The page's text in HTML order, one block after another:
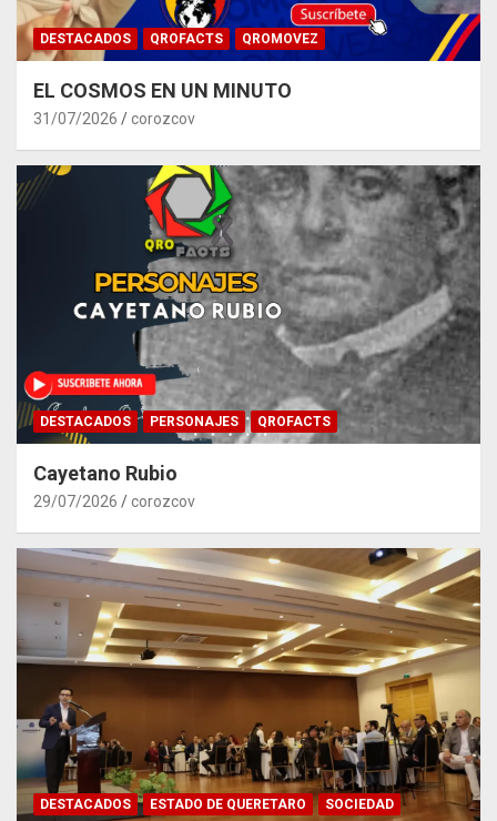
DESTACADOS QROFACTS QROMOVEZ
EL COSMOS EN UN MINUTO
31/07/2026 corozcov
DESTACADOS PERSONAJES QROFACTS
Cayetano Rubio
29/07/2026 corozcov
DESTACADOS ESTADO DE QUERETARO SOCIEDAD